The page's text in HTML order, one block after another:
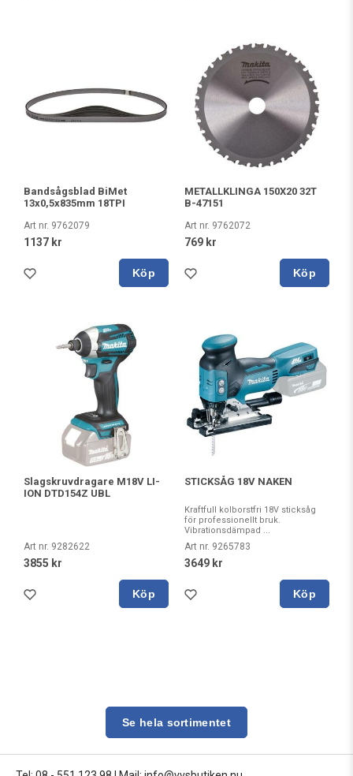
Bandsågsblad BiMet
13x0,5x835mm 18TPI
Art nr. 9762079
1137 kr
Köp
METALLKLINGA 150X20 32T
B-47151
Art nr. 9762072
769 kr
Köp
Slagskruvdragare M18V LI-
ION DTD154Z UBL
Art nr. 9282622
3855 kr
Köp
STICKSÅG 18V NAKEN
Kraftfull kolborstfri 18V sticksåg
för professionellt bruk.
Vibrationsdämpad ...
Art nr. 9265783
3649 kr
Köp
Se hela sortimentet